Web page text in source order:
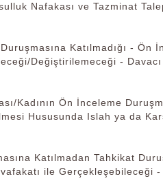
Nafakası ve Tazminat
Katılmadığı - Ön
Değiştirilemeceği - Davacı
Kadının Ön İnceleme
Hususunda Islah ya da
Katılmadan Tahkikat
ile Gerçekleşebileceği -